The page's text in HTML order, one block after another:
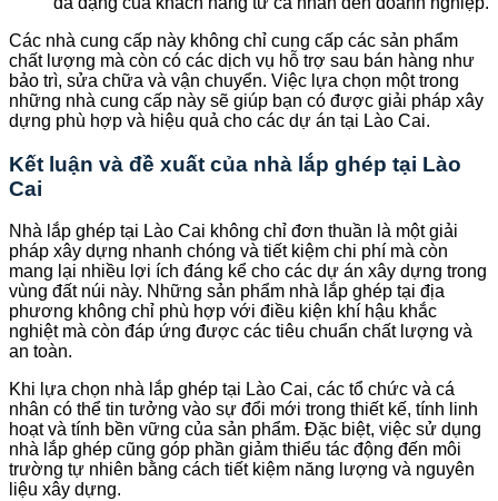
Các nhà cung cấp này không chỉ cung cấp các sản phẩm
chất lượng mà còn có các dịch vụ hỗ trợ sau bán hàng như
bảo trì, sửa chữa và vận chuyển. Việc lựa chọn một trong
những nhà cung cấp này sẽ giúp bạn có được giải pháp xây
dựng phù hợp và hiệu quả cho các dự án tại Lào Cai.
Kết luận và đề xuất của nhà lắp ghép tại Lào
Cai
Nhà lắp ghép tại Lào Cai không chỉ đơn thuần là một giải
pháp xây dựng nhanh chóng và tiết kiệm chi phí mà còn
mang lại nhiều lợi ích đáng kể cho các dự án xây dựng trong
vùng đất núi này. Những sản phẩm nhà lắp ghép tại địa
phương không chỉ phù hợp với điều kiện khí hậu khắc
nghiệt mà còn đáp ứng được các tiêu chuẩn chất lượng và
an toàn.
Khi lựa chọn nhà lắp ghép tại Lào Cai, các tổ chức và cá
nhân có thể tin tưởng vào sự đổi mới trong thiết kế, tính linh
hoạt và tính bền vững của sản phẩm. Đặc biệt, việc sử dụng
nhà lắp ghép cũng góp phần giảm thiểu tác động đến môi
trường tự nhiên bằng cách tiết kiệm năng lượng và nguyên
liệu xây dựng.